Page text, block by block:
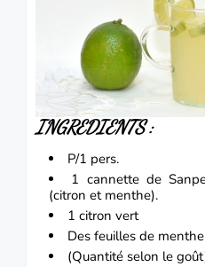
INGREDIENTS :
P/1 pers.
1 cannette de
(citron et menthe).
1 citron vert
Des feuilles de
(Quantité selon le